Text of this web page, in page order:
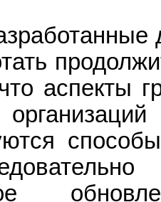
аспекты